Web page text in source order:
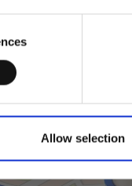
Allow selection